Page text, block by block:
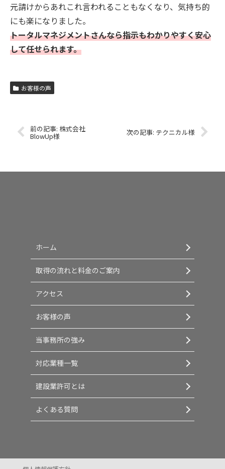
元請けからあれこれ言われることもなくなり、気持ち的
にも楽になりました。
トータルマネジメントさんなら指示もわかりやすく安心
して任せられます。
お客様の声
株式会社
BlowUp様 テクニカル様
ホーム
取得の流れと料金のご案内
アクセス
お客様の声
当事務所の強み
対応業種一覧
建設業許可とは
よくある質問